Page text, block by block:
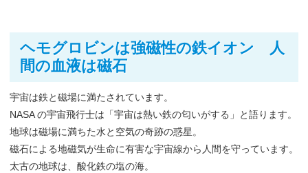
ヘモグロビンは強磁性の鉄イオン 人
間の血液は磁石
宇宙は鉄と磁場に満たされています。
NASA の宇宙飛行士は「宇宙は熱い鉄の匂いがする」と語ります。
地球は磁場に満ちた水と空気の奇跡の惑星。
磁石による地磁気が生命に有害な宇宙線から人間を守っています。
太古の地球は、酸化鉄の塩の海。